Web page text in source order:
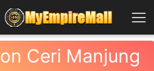
Ceri Manjung